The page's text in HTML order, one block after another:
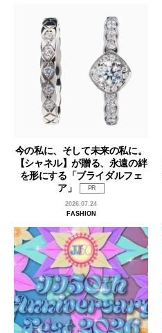
今の私に、そして未来の私に。
【シャネル】が贈る、永遠の絆
を形にする「ブライダルフェ
ア」
PR
2026.07.24
FASHION